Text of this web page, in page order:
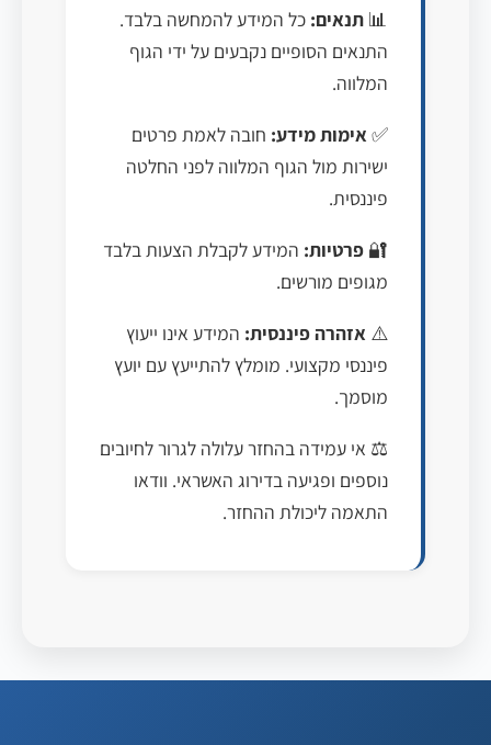
📊 תנאים: כל המידע להמחשה בלבד.
התנאים הסופיים נקבעים על ידי הגוף
המלווה.
✅ אימות מידע: חובה לאמת פרטים
ישירות מול הגוף המלווה לפני החלטה
פיננסית.
🔐 פרטיות: המידע לקבלת הצעות בלבד
מגופים מורשים.
⚠️ אזהרה פיננסית: המידע אינו ייעוץ
פיננסי מקצועי. מומלץ להתייעץ עם יועץ
מוסמך.
⚖️ אי עמידה בהחזר עלולה לגרור לחיובים
נוספים ופגיעה בדירוג האשראי. וודאו
התאמה ליכולת ההחזר.